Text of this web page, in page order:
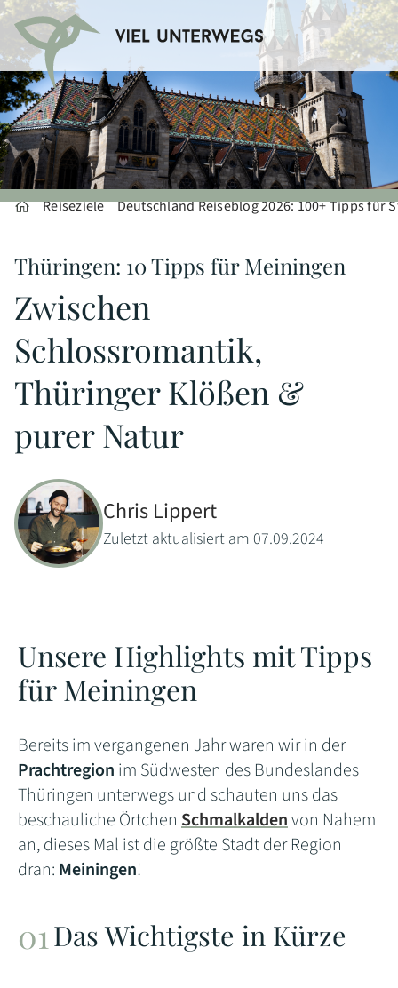
Reiseziele Deutschland Reiseblog 2026: 100+ Tipps für
Thüringen: 10 Tipps für Meiningen
Zwischen
Schlossromantik,
Thüringer Klößen &
purer Natur
Chris Lippert
Zuletzt aktualisiert am 07.09.2024
Unsere Highlights mit Tipps
für Meiningen
Bereits im vergangenen Jahr waren wir in der
Prachtregion im Südwesten des Bundeslandes
Thüringen unterwegs und schauten uns das
beschauliche Örtchen Schmalkaldenvon Nahem
an, dieses Mal ist die größte Stadt der Region
dran: Meiningen!
Das Wichtigste in Kürze